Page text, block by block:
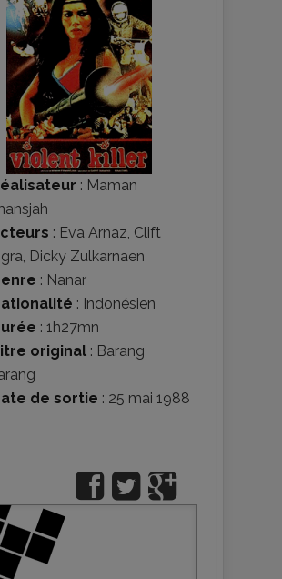
: Maman
: Eva Arnaz Clift
Dicky Zulkarnaen
: Nanar
: Indonésien
: 1h27mn
original : Barang
de sortie : 25 mai 1988